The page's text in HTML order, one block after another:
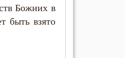
Божиих в
быть взято